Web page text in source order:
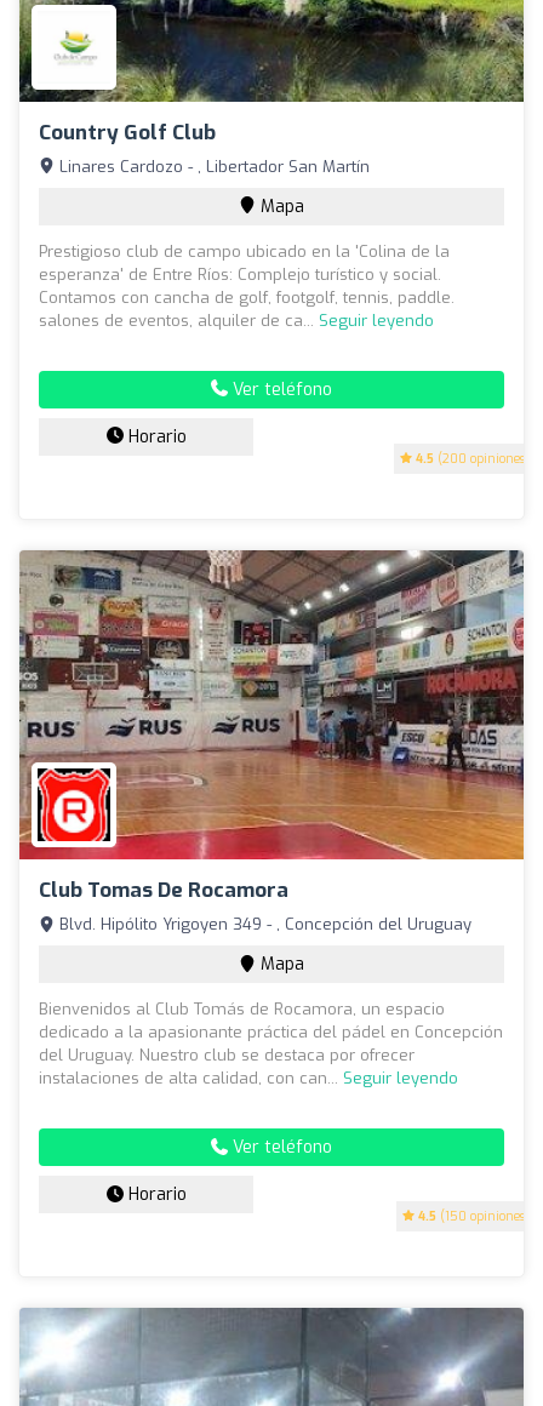
Country Golf Club
4.5 (200 opiniones)
Linares Cardozo - , Libertador San Martín
Mapa
Prestigioso club de campo ubicado en la 'Colina de la
esperanza' de Entre Ríos: Complejo turístico y social.
Contamos con cancha de golf, footgolf, tennis, paddle.
salones de eventos, alquiler de ca... Seguir leyendo
Ver teléfono
Horario
Club Tomas De Rocamora
4.5 (150 opiniones)
Blvd. Hipólito Yrigoyen 349 - , Concepción del Uruguay
Mapa
Bienvenidos al Club Tomás de Rocamora, un espacio
dedicado a la apasionante práctica del pádel en Concepción
del Uruguay. Nuestro club se destaca por ofrecer
instalaciones de alta calidad, con can... Seguir leyendo
Ver teléfono
Horario